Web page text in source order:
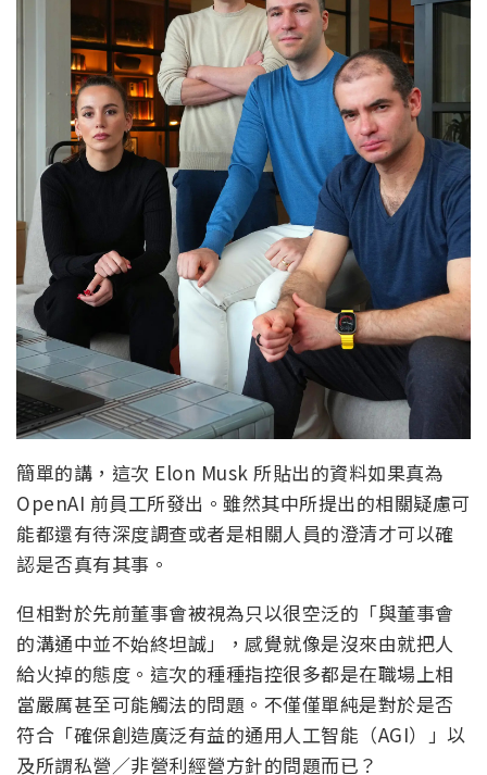
簡單的講，這次 Elon Musk 所貼出的資料如果真為
OpenAI 前員工所發出。雖然其中所提出的相關疑慮可
能都還有待深度調查或者是相關人員的澄清才可以確
認是否真有其事。
但相對於先前董事會被視為只以很空泛的「與董事會
的溝通中並不始終坦誠」，感覺就像是沒來由就把人
給火掉的態度。這次的種種指控很多都是在職場上相
當嚴厲甚至可能觸法的問題。不僅僅單純是對於是否
符合「確保創造廣泛有益的通用人工智能（AGI）」以
及所謂私營／非營利經營方針的問題而已？